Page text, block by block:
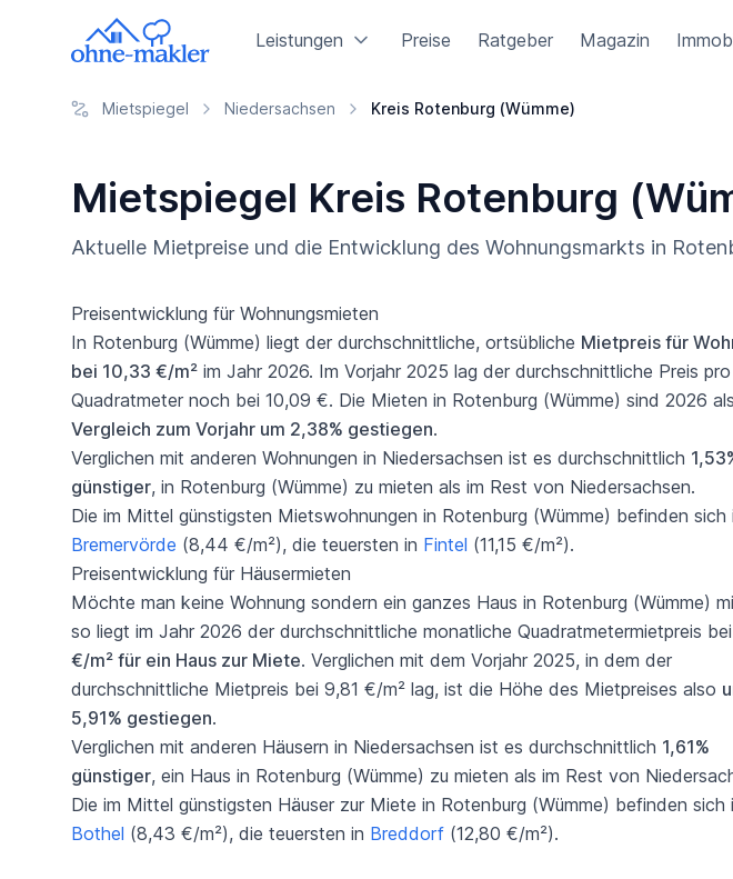
Leistungen Preise Ratgeber Magazin
Mietspiegel Niedersachsen Kreis Rotenburg (Wümme)
Mietspiegel Kreis Rotenburg
Aktuelle Mietpreise und die Entwicklung des Wohnungsmarkts in
Preisentwicklung für Wohnungsmieten
In Rotenburg (Wümme) liegt der durchschnittliche, ortsübliche Mietpreis für
bei 10,33 €/m² im Jahr 2026. Im Vorjahr 2025 lag der durchschnittliche Preis pro
Quadratmeter noch bei 10,09 €. Die Mieten in Rotenburg (Wümme) sind 2026
Vergleich zum Vorjahr um 2,38% gestiegen.
Verglichen mit anderen Wohnungen in Niedersachsen ist es durchschnittlich
günstiger, in Rotenburg (Wümme) zu mieten als im Rest von Niedersachsen.
Die im Mittel günstigsten Mietswohnungen in Rotenburg (Wümme) befinden sich
Bremervörde (8,44 €/m²), die teuersten in Fintel (11,15 €/m²).
Preisentwicklung für Häusermieten
Möchte man keine Wohnung sondern ein ganzes Haus in Rotenburg (Wümme)
so liegt im Jahr 2026 der durchschnittliche monatliche Quadratmetermietpreis bei
€/m² für ein Haus zur Miete. Verglichen mit dem Vorjahr 2025, in dem der
durchschnittliche Mietpreis bei 9,81 €/m² lag, ist die Höhe des Mietpreises also
5,91% gestiegen.
Verglichen mit anderen Häusern in Niedersachsen ist es durchschnittlich 1,61%
günstiger, ein Haus in Rotenburg (Wümme) zu mieten als im Rest von
Die im Mittel günstigsten Häuser zur Miete in Rotenburg (Wümme) befinden sich
Bothel (8,43 €/m²), die teuersten in Breddorf (12,80 €/m²).